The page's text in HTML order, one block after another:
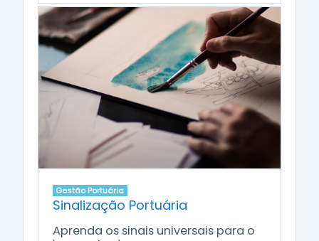
Gestão Portuária
Sinalização Portuária
Aprenda os sinais universais para o